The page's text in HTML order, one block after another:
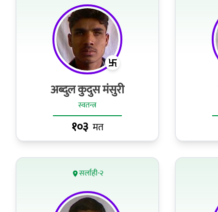
अब्दुल कुदुस मंसुरी
स्वतन्त्र
१०३ मत
सर्लाही-२